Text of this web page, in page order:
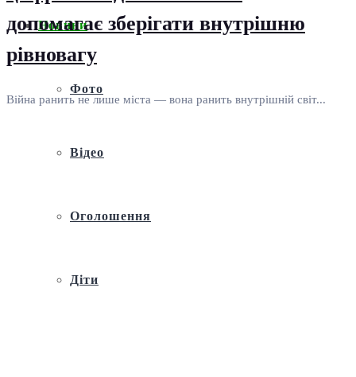
Новини
Фото
Відео
Оголошення
Діти
допомагає зберігати внутрішню
рівновагу
Війна ранить не лише міста — вона ранить внутрішній світ...